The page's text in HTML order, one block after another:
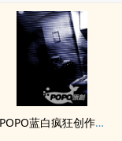
‎‎P‍‌‎O‌P‍‌‍O‍蓝白疯狂创作大PK_蓝队_导师雷雷伙伴-七日